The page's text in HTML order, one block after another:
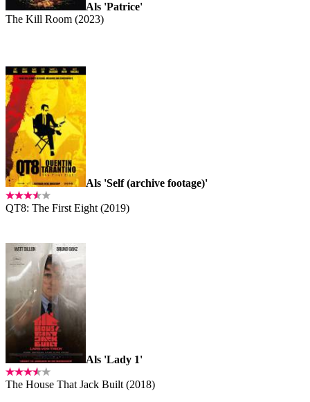
Als 'Patrice'
The Kill Room (2023)
Als 'Self (archive footage)'
QT8: The First Eight (2019)
Als 'Lady 1'
The House That Jack Built (2018)